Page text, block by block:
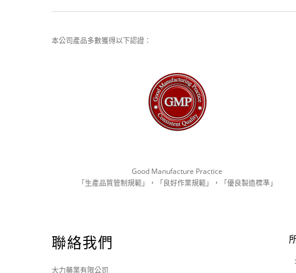
本公司產品多數獲得以下認證：
Good Manufacture Practice
「生產品質管制規範」，「良好作業規範」，「優良製造標準」
聯絡我們
大力藥業有限公司